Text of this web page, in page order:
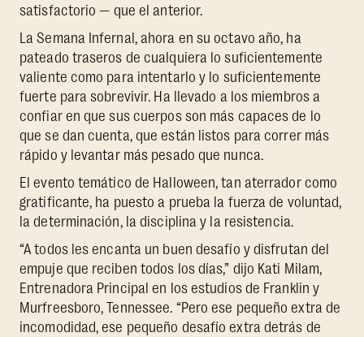
satisfactorio — que el anterior.
La Semana Infernal, ahora en su octavo año, ha
pateado traseros de cualquiera lo suficientemente
valiente como para intentarlo y lo suficientemente
fuerte para sobrevivir. Ha llevado a los miembros a
confiar en que sus cuerpos son más capaces de lo
que se dan cuenta, que están listos para correr más
rápido y levantar más pesado que nunca.
El evento temático de Halloween, tan aterrador como
gratificante, ha puesto a prueba la fuerza de voluntad,
la determinación, la disciplina y la resistencia.
“A todos les encanta un buen desafío y disfrutan del
empuje que reciben todos los días,” dijo Kati Milam,
Entrenadora Principal en los estudios de Franklin y
Murfreesboro, Tennessee. “Pero ese pequeño extra de
incomodidad, ese pequeño desafío extra detrás de